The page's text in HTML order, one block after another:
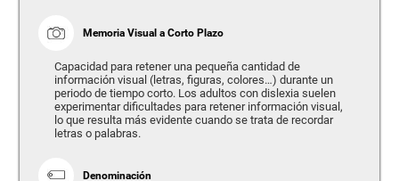
Memoria Visual a Corto Plazo
Capacidad para retener una pequeña cantidad de
información visual (letras, figuras, colores…) durante un
periodo de tiempo corto. Los adultos con dislexia suelen
experimentar dificultades para retener información visual,
lo que resulta más evidente cuando se trata de recordar
letras o palabras.
Denominación